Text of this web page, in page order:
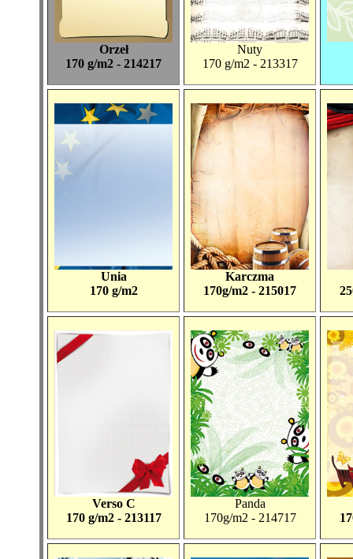
Orzeł
170 g/m2 - 214217
Nuty
170 g/m2 - 213317
Unia
170 g/m2
Karczma
170g/m2 - 215017
Verso C
170 g/m2 - 213117
Panda
170g/m2 - 214717